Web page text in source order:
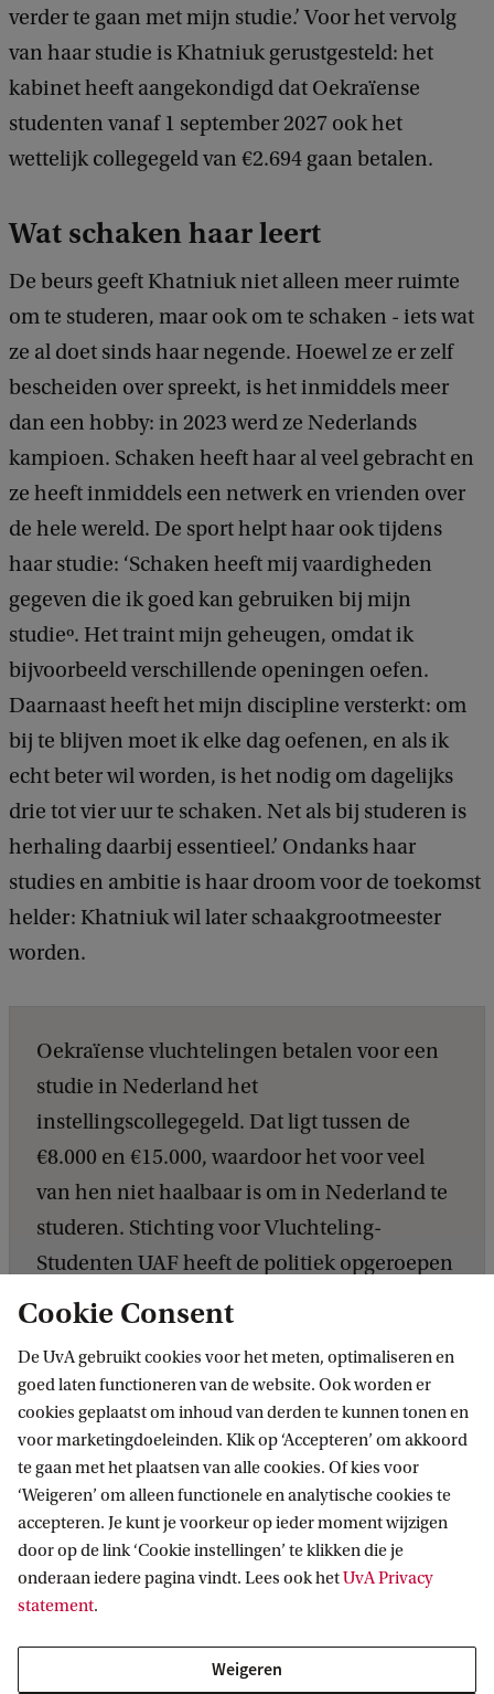
verder te gaan met mijn studie.’ Voor het vervolg
van haar studie is Khatniuk gerustgesteld: het
kabinet heeft aangekondigd dat Oekraïense
studenten vanaf 1 september 2027 ook het
wettelijk collegegeld van €2.694 gaan betalen.
Wat schaken haar leert
De beurs geeft Khatniuk niet alleen meer ruimte
om te studeren, maar ook om te schaken - iets wat
ze al doet sinds haar negende. Hoewel ze er zelf
bescheiden over spreekt, is het inmiddels meer
dan een hobby: in 2023 werd ze Nederlands
kampioen. Schaken heeft haar al veel gebracht en
ze heeft inmiddels een netwerk en vrienden over
de hele wereld. De sport helpt haar ook tijdens
haar studie: ‘Schaken heeft mij vaardigheden
gegeven die ik goed kan gebruiken bij mijn
studieº. Het traint mijn geheugen, omdat ik
bijvoorbeeld verschillende openingen oefen.
Daarnaast heeft het mijn discipline versterkt: om
bij te blijven moet ik elke dag oefenen, en als ik
echt beter wil worden, is het nodig om dagelijks
drie tot vier uur te schaken. Net als bij studeren is
herhaling daarbij essentieel.’ Ondanks haar
studies en ambitie is haar droom voor de toekomst
helder: Khatniuk wil later schaakgrootmeester
worden.
Oekraïense vluchtelingen betalen voor een
studie in Nederland het
instellingscollegegeld. Dat ligt tussen de
€8.000 en €15.000, waardoor het voor veel
van hen niet haalbaar is om in Nederland te
studeren. Stichting voor Vluchteling-
Studenten UAF heeft de politiek opgeroepen
om daar iets aan te doen. De organisatie
Oekraïense jongeren die willen studeren,
waarmee zij in aanmerking komen voor het
betalen van het wettelijke collegegeld van
€2.694.
Cookie Consent
De UvA gebruikt cookies voor het meten, optimaliseren en
goed laten functioneren van de website. Ook worden er
cookies geplaatst om inhoud van derden te kunnen tonen en
voor marketingdoeleinden. Klik op ‘Accepteren’ om akkoord
te gaan met het plaatsen van alle cookies. Of kies voor
‘Weigeren’ om alleen functionele en analytische cookies te
accepteren. Je kunt je voorkeur op ieder moment wijzigen
door op de link ‘Cookie instellingen’ te klikken die je
onderaan iedere pagina vindt. Lees ook hetUvA Privacy
statement.
Weigeren